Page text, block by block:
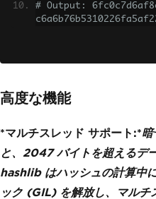
# Output:
高度な機能
*マルチスレッド サポート:*暗
と、2047 バイトを超えるデ
hashlib はハッシュの計算中
ック (GIL) を解放し、マルチ